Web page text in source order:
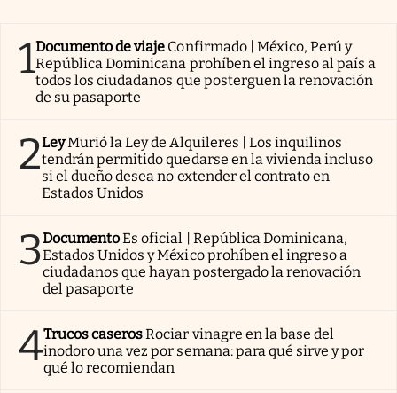
1Documento de viaje Confirmado | México, Perú y
República Dominicana prohíben el ingreso al país a
todos los ciudadanos que posterguen la renovación
de su pasaporte
2LeyMurió la Ley de Alquileres | Los inquilinos
tendrán permitido quedarse en la vivienda incluso
si el dueño desea no extender el contrato en
Estados Unidos
3DocumentoEs oficial | República Dominicana,
Estados Unidos y México prohíben el ingreso a
ciudadanos que hayan postergado la renovación
del pasaporte
4Trucos caserosRociar vinagre en la base del
inodoro una vez por semana: para qué sirve y por
qué lo recomiendan